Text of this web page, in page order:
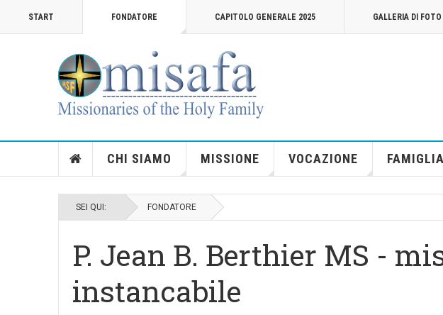
START FONDATORE CAPITOLO GENERALE 2025 GALLERIA DI FOTO
CHI SIAMO MISSIONE VOCAZIONE FAMIGLIA
SEI QUI: FONDATORE
P. Jean B. Berthier MS -
instancabile